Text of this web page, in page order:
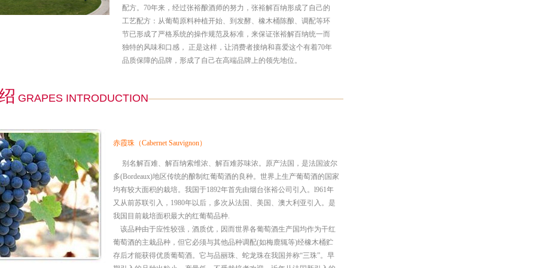
配方。70年来，经过张裕酿酒师的努力，张裕解百纳形成了自己的
工艺配方：从葡萄原料种植开始、到发酵、橡木桶陈酿、调配等环
节已形成了严格系统的操作规范及标准，来保证张裕解百纳统一而
独特的风味和口感， 正是这样，让消费者接纳和喜爱这个有着70年
品质保障的品牌，形成了自己在高端品牌上的领先地位。
GRAPES INTRODUCTION
赤霞珠（Cabernet Sauvignon）
别名解百难、解百纳索维浓、解百难苏味浓。原产法国，是法国波尔
多(Bordeaux)地区传统的酿制红葡萄酒的良种。世界上生产葡萄酒的国家
均有较大面积的栽培。我国于1892年首先由烟台张裕公司引入。l961年
又从前苏联引入，1980年以后，多次从法国、美国、澳大利亚引入。是
我国目前栽培面积最大的红葡萄品种.
该品种由于应性较强，酒质优，因而世界各葡萄酒生产国均作为干红
葡萄酒的主栽品种，但它必须与其他品种调配(如梅鹿辄等)经橡木桶贮
存后才能获得优质葡萄酒。它与品丽珠、蛇龙珠在我国并称“三珠”。早